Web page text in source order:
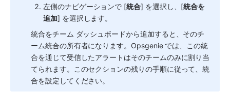
左側のナビゲーションで [統合] を選択し、[統合を
追加] を選択します。
統合をチーム ダッシュボードから追加すると、そのチ
ーム統合の所有者になります。Opsgenie では、この統
合を通じて受信したアラートはそのチームのみに割り当
てられます。このセクションの残りの手順に従って、統
合を設定してください。